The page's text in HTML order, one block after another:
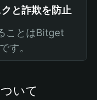
と詐欺を防止
ことはBitget
す。
いて